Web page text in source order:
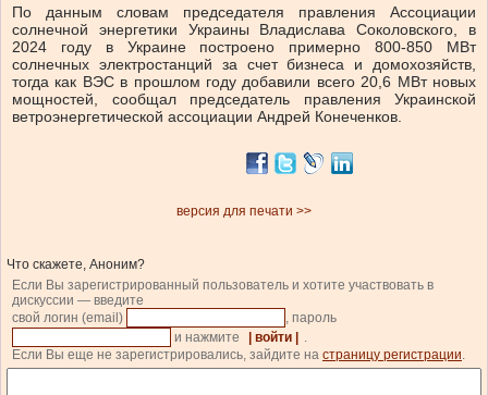
По данным словам председателя правления Ассоциации
солнечной энергетики Украины Владислава Соколовского, в
2024 году в Украине построено примерно 800-850 МВт
солнечных электростанций за счет бизнеса и домохозяйств,
тогда как ВЭС в прошлом году добавили всего 20,6 МВт новых
мощностей, сообщал председатель правления Украинской
ветроэнергетической ассоциации Андрей Конеченков.
версия для печати >>
Что скажете, Аноним?
Если Вы зарегистрированный пользователь и хотите участвовать в
дискуссии — введите
свой логин (email)
, пароль
и нажмите
| войти |
.
Если Вы еще не зарегистрировались, зайдите на страницу регистрации.